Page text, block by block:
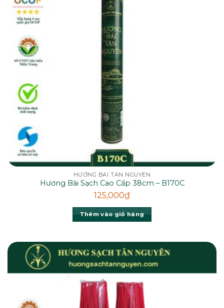
HƯƠNG BÀI TÂN NGUYÊN
Hương Bài Sạch Cao Cấp 38cm – B170C
125,000₫
Thêm vào giỏ hàng